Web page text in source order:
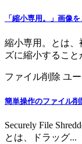
「縮小専用。」画像
縮小専用。とは、
ズに縮小するこ
ファイル削除 ユ
簡単操作のファイル削
Securely File
とは、ドラッグ...